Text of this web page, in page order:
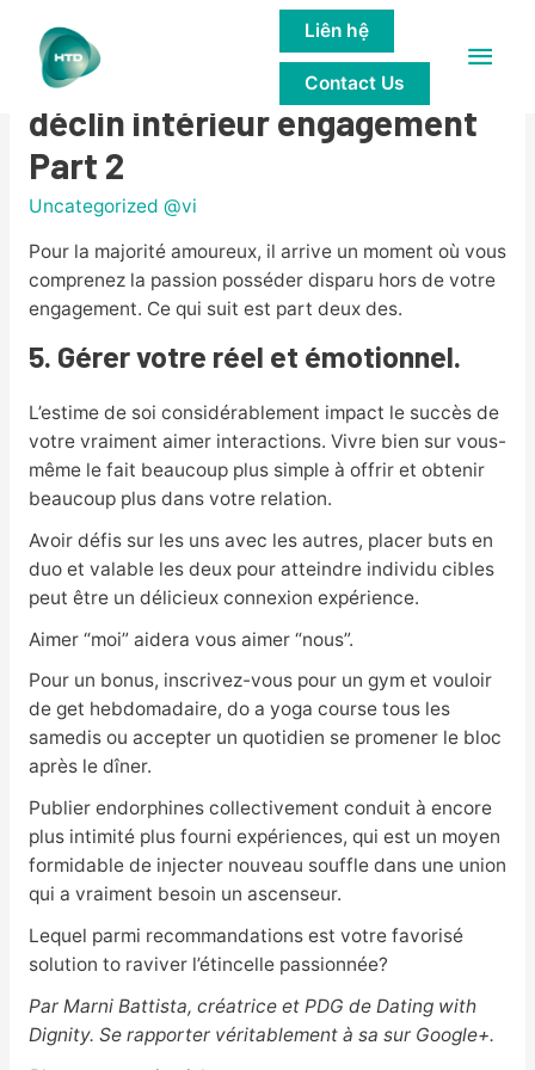
Main
Liên hệ
Contact Us
Conseils raviver l’étincelle en
déclin intérieur engagement
Part 2
Uncategorized @vi
Pour la majorité amoureux, il arrive un moment où vous
comprenez la passion posséder disparu hors de votre
engagement. Ce qui suit est part deux des.
5. Gérer votre réel et émotionnel.
L’estime de soi considérablement impact le succès de
votre vraiment aimer interactions. Vivre bien sur vous-
même le fait beaucoup plus simple à offrir et obtenir
beaucoup plus dans votre relation.
Avoir défis sur les uns avec les autres, placer buts en
duo et valable les deux pour atteindre individu cibles
peut être un délicieux connexion expérience.
Aimer “moi” aidera vous aimer “nous”.
Pour un bonus, inscrivez-vous pour un gym et vouloir
de get hebdomadaire, do a yoga course tous les
samedis ou accepter un quotidien se promener le bloc
après le dîner.
Publier endorphines collectivement conduit à encore
plus intimité plus fourni expériences, qui est un moyen
formidable de injecter nouveau souffle dans une union
qui a vraiment besoin un ascenseur.
Lequel parmi recommandations est votre favorisé
solution to raviver l’étincelle passionnée?
Par Marni Battista, créatrice et PDG de Dating with
Dignity. Se rapporter véritablement à sa sur Google+.